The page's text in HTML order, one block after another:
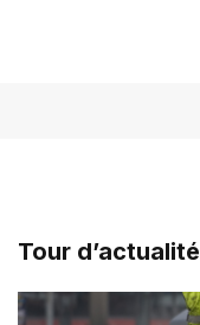
Tour d’actualité